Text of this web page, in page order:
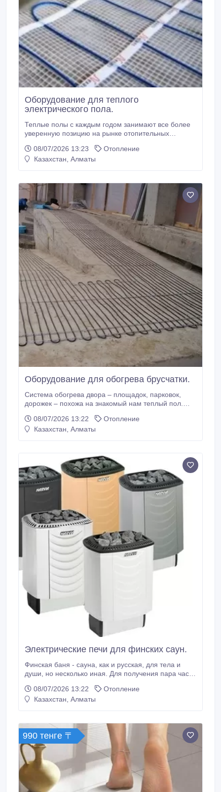
Оборудование для теплого
электрического пола.
Теплые полы с каждым годом занимают все более
уверенную позицию на рынке отопительных
становится не только экономия рабочего
пространства в помещении, но и равномерное
жилья.
08/07/2026 13:23
Отопление
Казахстан, Алматы
Оборудование для обогрева брусчатки.
Система обогрева двора – площадок, парковок,
дорожек – похожа на знакомый нам теплый пол.
слой утрамбованного песка и гравия под
поверхность, подлежащую обогреву (асфальт,
свойства: прочность, эластичность,
водонепроницаемость, стойкость к механическим
повреждениям.
08/07/2026 13:22
Отопление
Казахстан, Алматы
Электрические печи для финских саун.
Финская баня - сауна, как и русская, для тела и
души, но несколько иная. Для получения пара часто
регулировать температуру и влажность. Кроме того,
в них можно разместить емкость для трав или
08/07/2026 13:22
Отопление
Казахстан, Алматы
990 тенге 〒